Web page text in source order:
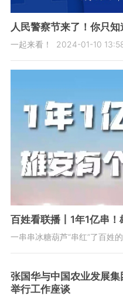
人民警察节来了！你只知
一起来看！ 2024-01-10
百姓看联播丨1年1亿串！
一串串冰糖葫芦“串红”了百姓的
张国华与中国农业发展
举行工作座谈